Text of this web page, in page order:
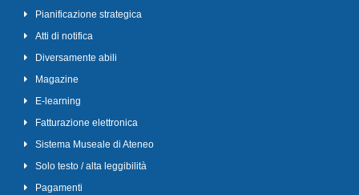
Pianificazione strategica
Atti di notifica
Diversamente abili
Magazine
E-learning
Fatturazione elettronica
Sistema Museale di Ateneo
Solo testo / alta leggibilità
Pagamenti